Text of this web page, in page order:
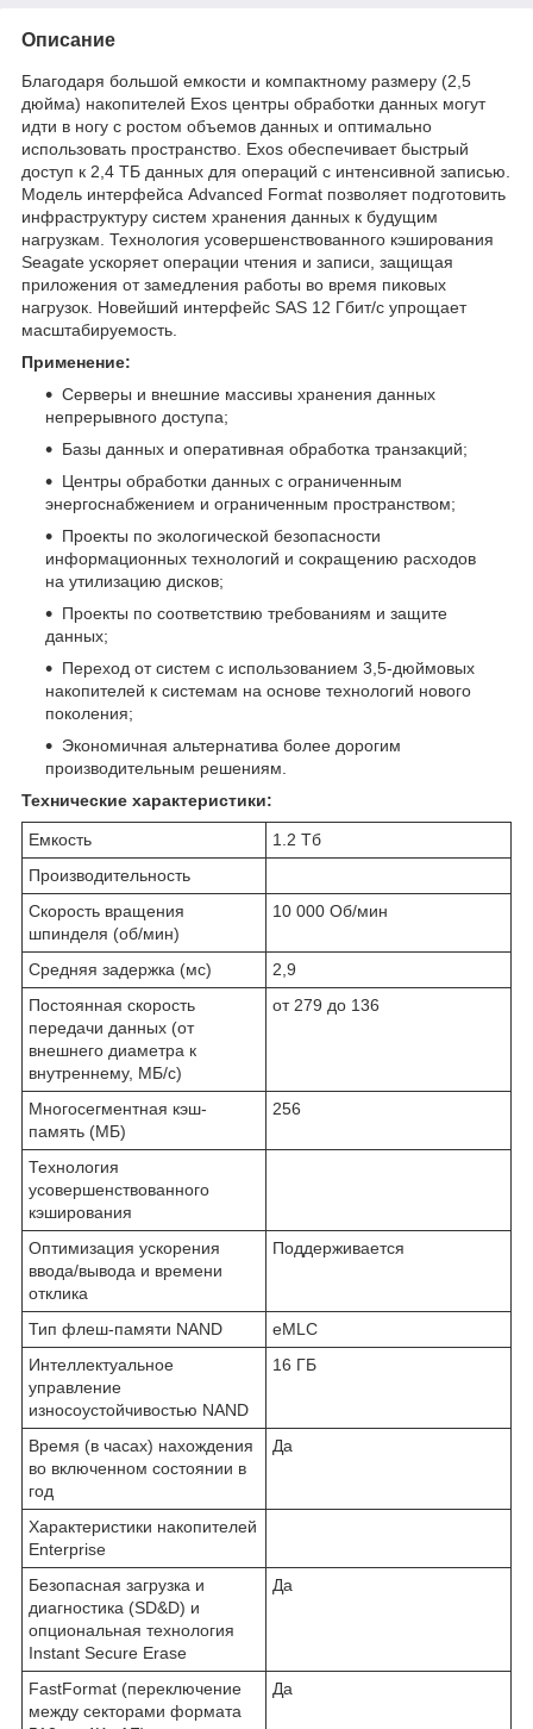
Описание
Благодаря большой емкости и компактному размеру (2,5
дюйма) накопителей Exos центры обработки данных могут
идти в ногу с ростом объемов данных и оптимально
использовать пространство. Exos обеспечивает быстрый
доступ к 2,4 ТБ данных для операций с интенсивной записью.
Модель интерфейса Advanced Format позволяет подготовить
инфраструктуру систем хранения данных к будущим
нагрузкам. Технология усовершенствованного кэширования
Seagate ускоряет операции чтения и записи, защищая
приложения от замедления работы во время пиковых
нагрузок. Новейший интерфейс SAS 12 Гбит/с упрощает
масштабируемость.
Применение:
Серверы и внешние массивы хранения данных
непрерывного доступа;
Базы данных и оперативная обработка транзакций;
Центры обработки данных с ограниченным
энергоснабжением и ограниченным пространством;
Проекты по экологической безопасности
информационных технологий и сокращению расходов
на утилизацию дисков;
Проекты по соответствию требованиям и защите
данных;
Переход от систем с использованием 3,5-дюймовых
накопителей к системам на основе технологий нового
поколения;
Экономичная альтернатива более дорогим
производительным решениям.
Технические характеристики:
Емкость
1.2 Тб
Производительность
Скорость вращения
шпинделя (об/мин)
10 000 Об/мин
Средняя задержка (мс)
2,9
Постоянная скорость
передачи данных (от
внешнего диаметра к
внутреннему, МБ/с)
от 279 до 136
Многосегментная кэш-
память (МБ)
256
Технология
усовершенствованного
кэширования
Оптимизация ускорения
ввода/вывода и времени
отклика
Поддерживается
Тип флеш-памяти NAND
eMLC
Интеллектуальное
управление
износоустойчивостью NAND
16 ГБ
Время (в часах) нахождения
во включенном состоянии в
год
Да
Характеристики накопителей
Enterprise
Безопасная загрузка и
диагностика (SD&D) и
опциональная технология
Instant Secure Erase
Да
FastFormat (переключение
между секторами формата
Да